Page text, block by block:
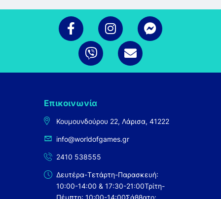
Επικοινωνία
Κουμουνδούρου 22, Λάρισα, 41222
info@worldofgames.gr
2410 538555
Δευτέρα-Τετάρτη-Παρασκευή:
10:00-14:00 & 17:30-21:00Τρίτη-
Πέμπτη: 10:00-14:00Σάββατο: